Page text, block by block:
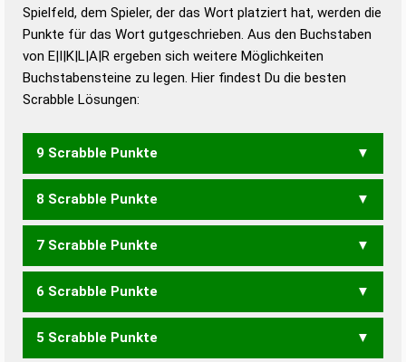
Duden – Richtiges und gutes
Deutsch
Duden – Die deutsche Grammatik
Duden – Deutsches
Spielfeld, dem Spieler, der das Wort platziert hat, werden die
Punkte für das Wort gutgeschrieben. Aus den Buchstaben
von E|I|K|L|A|R ergeben sich weitere Möglichkeiten
Buchstabensteine zu legen. Hier findest Du die besten
Scrabble Lösungen:
9 Scrabble Punkte
KLARE KLIER KRALE
8 Scrabble Punkte
ALKE ALKI KALI KARL
LAKE
LEIK LIEK LIKE ERIKA
7 Scrabble Punkte
ALK LEK IKEA IRAK KARE
6 Scrabble Punkte
AKI KAI KAR KEA KIR
5 Scrabble Punkte